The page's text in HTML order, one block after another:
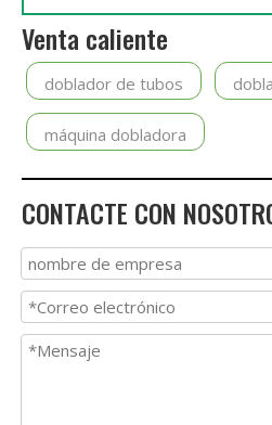
Venta caliente
doblador de tubos
máquina dobladora
CONTACTE CON